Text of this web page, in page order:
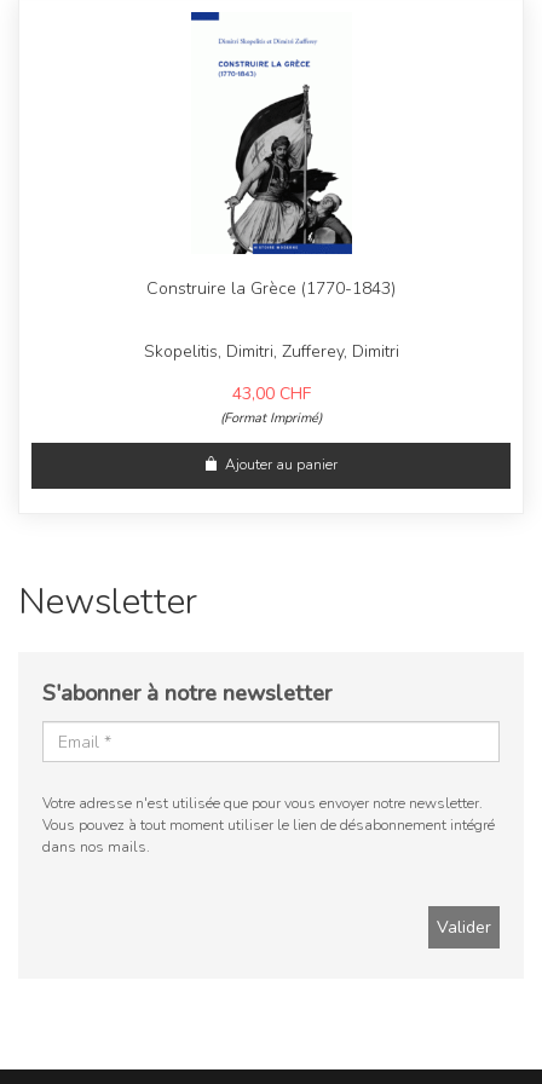
Construire la Grèce (1770-1843)
Skopelitis, Dimitri, Zufferey, Dimitri
43,00 CHF
(Format Imprimé)
Ajouter au panier
Newsletter
S'abonner à notre newsletter
Votre adresse n'est utilisée que pour vous envoyer notre newsletter.
Vous pouvez à tout moment utiliser le lien de désabonnement intégré
dans nos mails.